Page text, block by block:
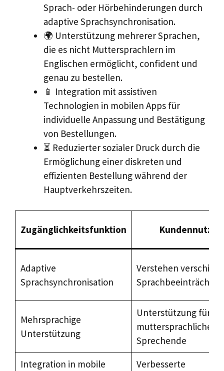
Sprach- oder Hörbehinderungen durch
adaptive Sprachsynchronisation.
🌍 Unterstützung mehrerer Sprachen,
die es nicht Muttersprachlern im
Englischen ermöglicht, confident und
genau zu bestellen.
📱 Integration mit assistiven
Technologien in mobilen Apps für
individuelle Anpassung und Bestätigung
von Bestellungen.
⏳ Reduzierter sozialer Druck durch die
Ermöglichung einer diskreten und
effizienten Bestellung während der
Hauptverkehrszeiten.
Zugänglichkeitsfunktion Kundennutzen
Adaptive
Sprachsynchronisation
Verstehen
Mehrsprachige
Unterstützung
Unterstützung für
muttersprachliche
Sprechende
Integration in mobile
Verbesserte